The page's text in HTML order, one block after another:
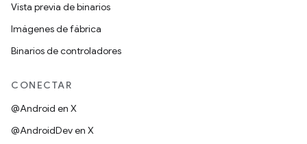
Vista previa de binarios
Imágenes de fábrica
Binarios de controladores
CONECTAR
@Android en X
@AndroidDev en X